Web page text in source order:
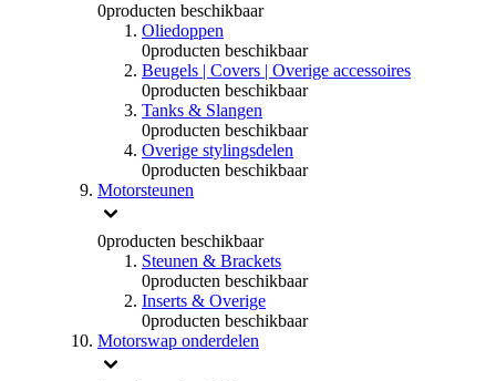
0producten beschikbaar
Oliedoppen
0producten beschikbaar
Beugels | Covers | Overige accessoires
0producten beschikbaar
Tanks & Slangen
0producten beschikbaar
Overige stylingsdelen
0producten beschikbaar
Motorsteunen
0producten beschikbaar
Steunen & Brackets
0producten beschikbaar
Inserts & Overige
0producten beschikbaar
Motorswap onderdelen